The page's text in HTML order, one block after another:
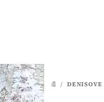
DOMOV
/